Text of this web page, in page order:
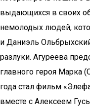
выдающихся в своих
немолодых людей,
и Даниэль
разлуки. Агуреева
главного героя Марка
года стал фильм
вместе с Алексеем